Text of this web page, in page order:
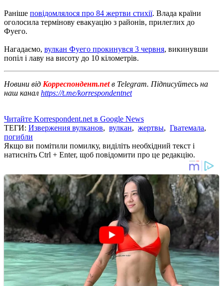
Раніше повідомлялося про 84 жертви стихії. Влада країни
оголосила термінову евакуацію з районів, прилеглих до
Фуего.
Нагадаємо, вулкан Фуего прокинувся 3 червня, викинувши
попіл і лаву на висоту до 10 кілометрів.
Новини від Корреспондент.netв Telegram. Підписуйтесь на
наш канал https://t.me/korrespondentnet
Читайте Korrespondent.net в Google News
ТЕГИ: Извержения вулканов, вулкан, жертвы, Гватемала,
погибли
Якщо ви помітили помилку, виділіть необхідний текст і
натисніть Ctrl + Enter, щоб повідомити про це редакцію.